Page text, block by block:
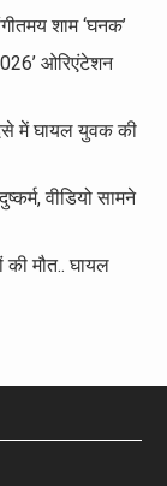
शाम ‘घनक’
ओरिएंटेशन
में घायल युवक की
वीडियो सामने
की मौत.. घायल